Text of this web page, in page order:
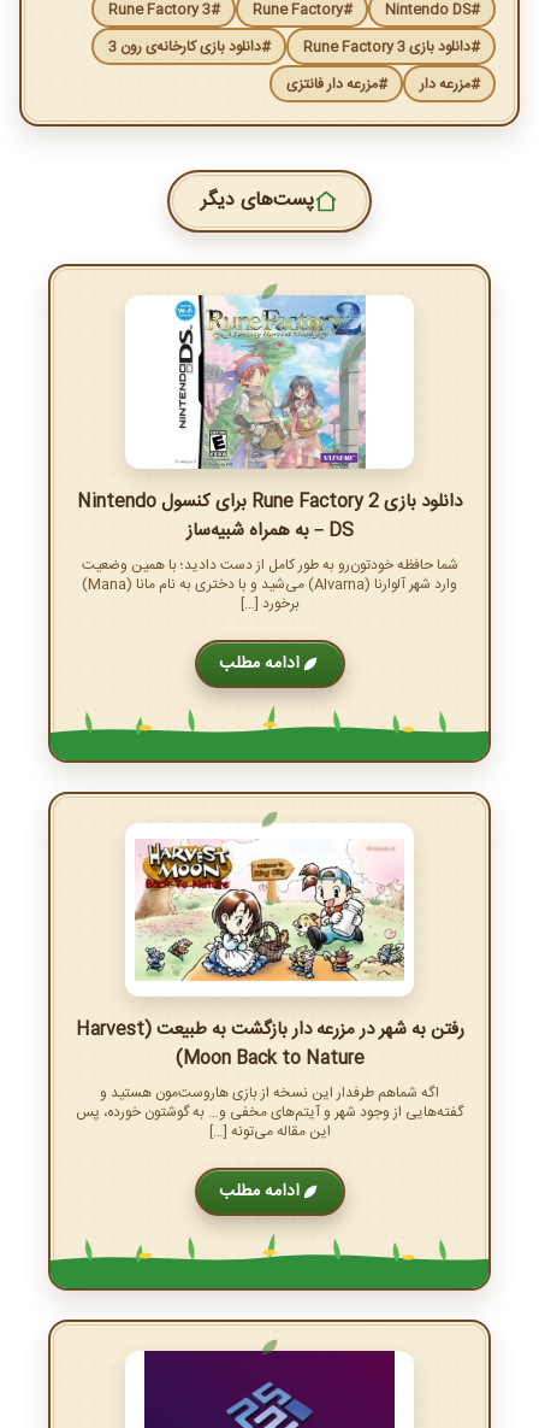
#Nintendo DS
#Rune Factory
#Rune Factory 3
#دانلود بازی Rune Factory 3
#دانلود بازی کارخانه‌ی رون 3
#مزرعه دار
#مزرعه دار فانتزی
پست‌های دیگر
دانلود بازی Rune Factory 2 برای کنسول Nintendo
DS – به همراه شبیه‌ساز
شما حافظه خودتون‌رو به طور کامل از دست دادید؛ با همین وضعیت
وارد شهر آلوارنا (Alvarna) می‌شید و با دختری به نام مانا (Mana)
برخورد […]
ادامه مطلب
رفتن به شهر در مزرعه دار بازگشت به طبیعت (Harvest
Moon Back to Nature)
اگه شماهم طرفدار این نسخه از بازی هاروست‌مون هستید و
گفته‌هایی از وجود شهر و آیتم‌های مخفی و… به گوشتون خورده، پس
این مقاله می‌تونه […]
ادامه مطلب